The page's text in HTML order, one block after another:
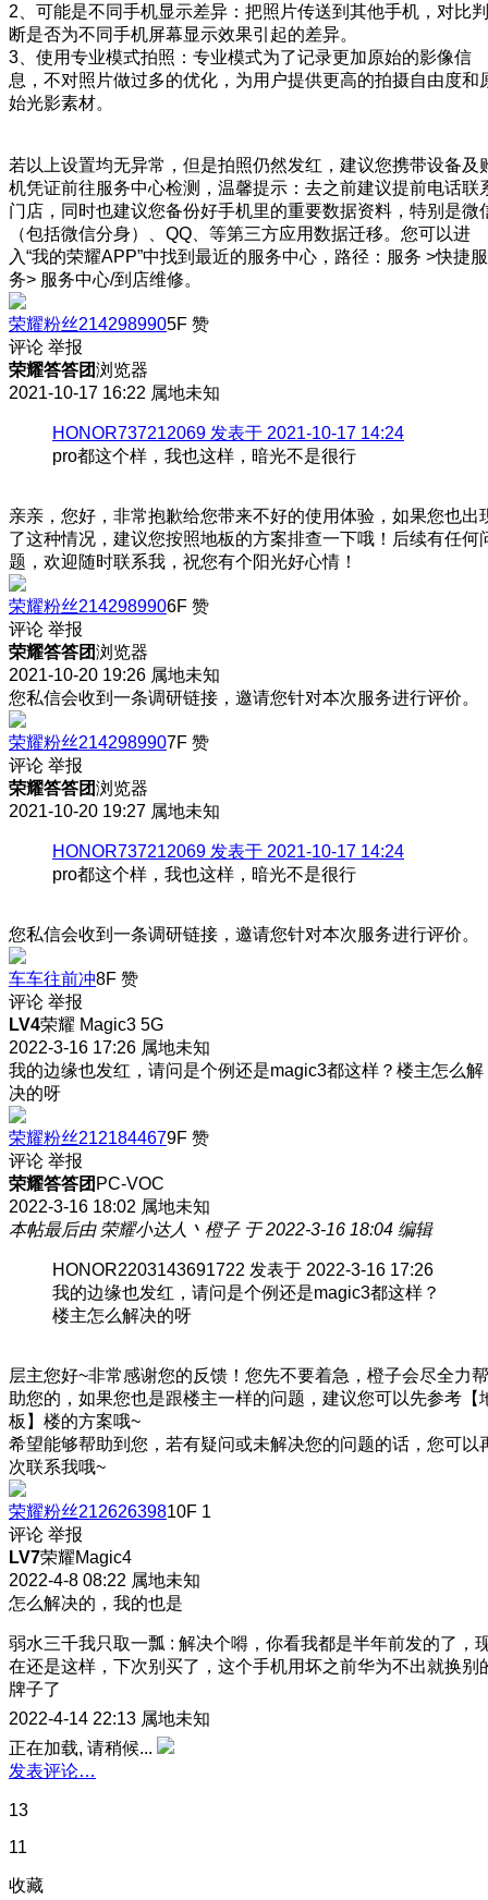
2、可能是不同手机显示差异：把照片传送到其他手机，对比判
断是否为不同手机屏幕显示效果引起的差异。
3、使用专业模式拍照：专业模式为了记录更加原始的影像信
息，不对照片做过多的优化，为用户提供更高的拍摄自由度和
始光影素材。
若以上设置均无异常，但是拍照仍然发红，建议您携带设备及
机凭证前往服务中心检测，温馨提示：去之前建议提前电话联
门店，同时也建议您备份好手机里的重要数据资料，特别是微
（包括微信分身）、QQ、等第三方应用数据迁移。您可以进
入“我的荣耀APP”中找到最近的服务中心，路径：服务 >快捷服
务> 服务中心/到店维修。
荣耀粉丝2142989905F 赞
评论 举报
荣耀答答团浏览器
2021-10-17 16:22 属地未知
HONOR737212069 发表于 2021-10-17 14:24
pro都这个样，我也这样，暗光不是很行
亲亲，您好，非常抱歉给您带来不好的使用体验，如果您也出
了这种情况，建议您按照地板的方案排查一下哦！后续有任何
题，欢迎随时联系我，祝您有个阳光好心情！
荣耀粉丝2142989906F 赞
评论 举报
荣耀答答团浏览器
2021-10-20 19:26 属地未知
您私信会收到一条调研链接，邀请您针对本次服务进行评价。
荣耀粉丝2142989907F 赞
评论 举报
荣耀答答团浏览器
2021-10-20 19:27 属地未知
HONOR737212069 发表于 2021-10-17 14:24
pro都这个样，我也这样，暗光不是很行
您私信会收到一条调研链接，邀请您针对本次服务进行评价。
车车往前冲8F 赞
评论 举报
LV4荣耀 Magic3 5G
2022-3-16 17:26 属地未知
我的边缘也发红，请问是个例还是magic3都这样？楼主怎么解
决的呀
荣耀粉丝2121844679F 赞
评论 举报
荣耀答答团 PC-VOC
2022-3-16 18:02 属地未知
本帖最后由 荣耀小达人丶橙子 于 2022-3-16 18:04 编辑
HONOR2203143691722 发表于 2022-3-16 17:26
我的边缘也发红，请问是个例还是magic3都这样？
楼主怎么解决的呀
层主您好~非常感谢您的反馈！您先不要着急，橙子会尽全力帮
助您的，如果您也是跟楼主一样的问题，建议您可以先参考【
板】楼的方案哦~
希望能够帮助到您，若有疑问或未解决您的问题的话，您可以
次联系我哦~
荣耀粉丝21262639810F 1
评论 举报
LV7荣耀Magic4
2022-4-8 08:22 属地未知
怎么解决的，我的也是
弱水三千我只取一瓢 : 解决个嘚，你看我都是半年前发的了，
在还是这样，下次别买了 ，这个手机用坏之前华为不出就换别
牌子了
2022-4-14 22:13 属地未知
正在加载, 请稍候...
发表评论…
13
11
收藏